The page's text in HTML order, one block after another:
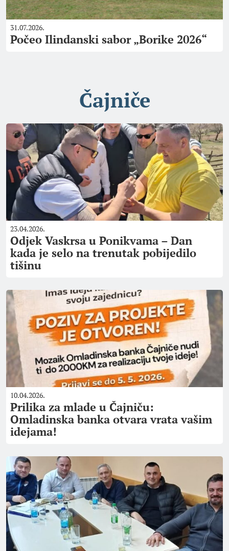
31.07.2026.
Počeo Ilindanski sabor „Borike 2026“
Čajniče
23.04.2026.
Odjek Vaskrsa u Ponikvama – Dan
kada je selo na trenutak pobijedilo
tišinu
10.04.2026.
Prilika za mlade u Čajniču:
Omladinska banka otvara vrata vašim
idejama!